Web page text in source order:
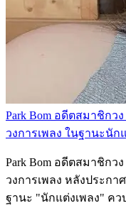
Park Bom อดีตสมาชิกว
วงการเพลง ในฐานะนัก
Park Bom อดีตสมาชิกว
วงการเพลง หลังประกา
ฐานะ "นักแต่งเพลง" ค